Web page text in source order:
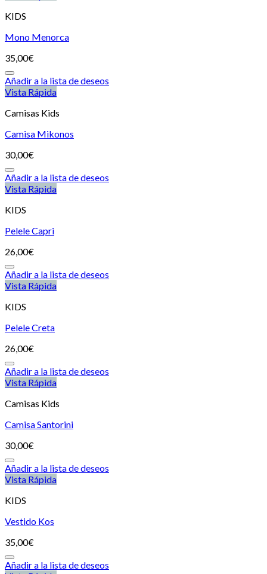
KIDS
Mono Menorca
35,00€
Añadir a la lista de deseos
Vista Rápida
Camisas Kids
Camisa Mikonos
30,00€
Añadir a la lista de deseos
Vista Rápida
KIDS
Pelele Capri
26,00€
Añadir a la lista de deseos
Vista Rápida
KIDS
Pelele Creta
26,00€
Añadir a la lista de deseos
Vista Rápida
Camisas Kids
Camisa Santorini
30,00€
Añadir a la lista de deseos
Vista Rápida
KIDS
Vestido Kos
35,00€
Añadir a la lista de deseos